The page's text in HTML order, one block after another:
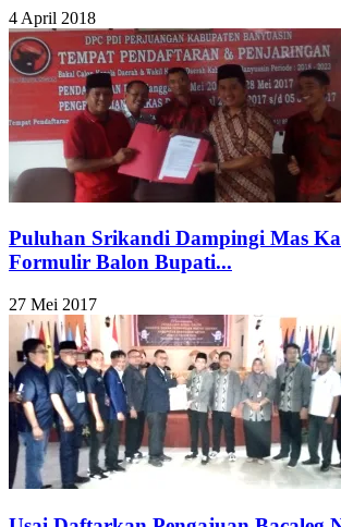
4 April 2018
Puluhan Srikandi Dampingi Mas
Formulir Balon Bupati...
27 Mei 2017